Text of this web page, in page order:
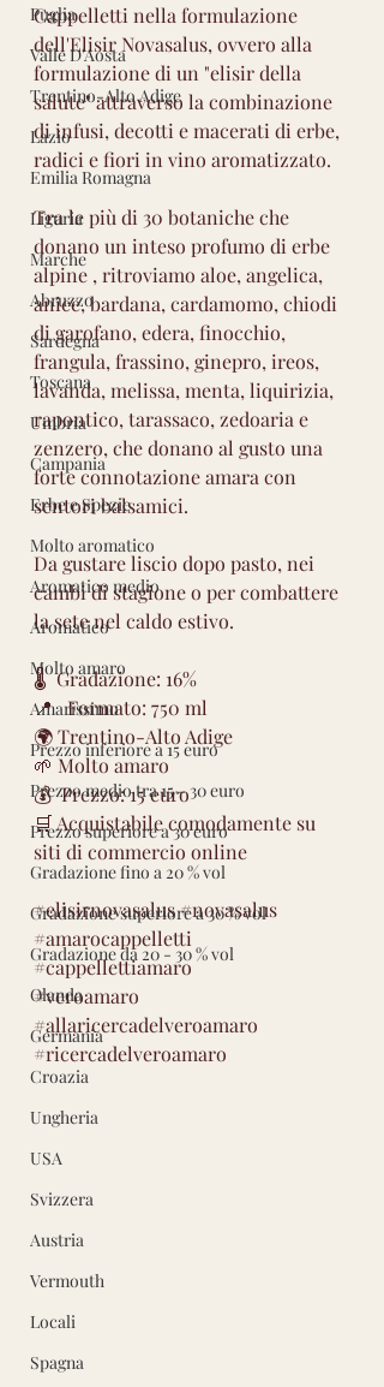
Puglia
Valle D'Aosta
Trentino-Alto Adige
Lazio
Emilia Romagna
Liguria
Marche
Abruzzo
Sardegna
Toscana
Umbria
Campania
Erbe e Spezie
Molto aromatico
Aromatico medio
Aromatico
Molto amaro
Amarissimo
Prezzo inferiore a 15 euro
Prezzo medio tra 15 - 30 euro
Prezzo superiore a 30 euro
Gradazione fino a 20 % vol
Gradazione superiore a 30 % vol
Gradazione da 20 - 30 % vol
Olanda
Germania
Croazia
Ungheria
USA
Svizzera
Austria
Vermouth
Locali
Spagna
Cappelletti nella formulazione
dell'Elisir Novasalus, ovvero alla
formulazione di un "elisir della
salute" attraverso la combinazione
di infusi, decotti e macerati di erbe,
radici e fiori in vino aromatizzato.
Tra le più di 30 botaniche che
donano un inteso profumo di erbe
alpine , ritroviamo aloe, angelica,
anice, bardana, cardamomo, chiodi
di garofano, edera, finocchio,
frangula, frassino, ginepro, ireos,
lavanda, melissa, menta, liquirizia,
rapontico, tarassaco, zedoaria e
zenzero, che donano al gusto una
forte connotazione amara con
sentori balsamici.
Da gustare liscio dopo pasto, nei
cambi di stagione o per combattere
la sete nel caldo estivo.
🌡  Gradazione: 16%
📍   Formato: 750 ml
🌍 Trentino-Alto Adige
🌱 Molto amaro
💰  Prezzo: 15 euro
🛒 Acquistabile comodamente su
siti di commercio online
#elisirnovasalus#novasalus
#amarocappelletti
#cappellettiamaro
#veroamaro
#allaricercadelveroamaro
#ricercadelveroamaro